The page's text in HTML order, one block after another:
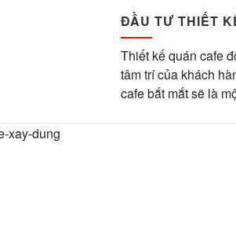
ĐẦU TƯ THIẾT
Thiết kế quán cafe
tâm trí của khách
cafe bắt mắt sẽ là